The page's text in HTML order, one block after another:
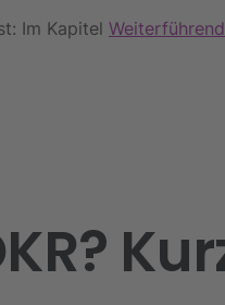
Im Kapitel